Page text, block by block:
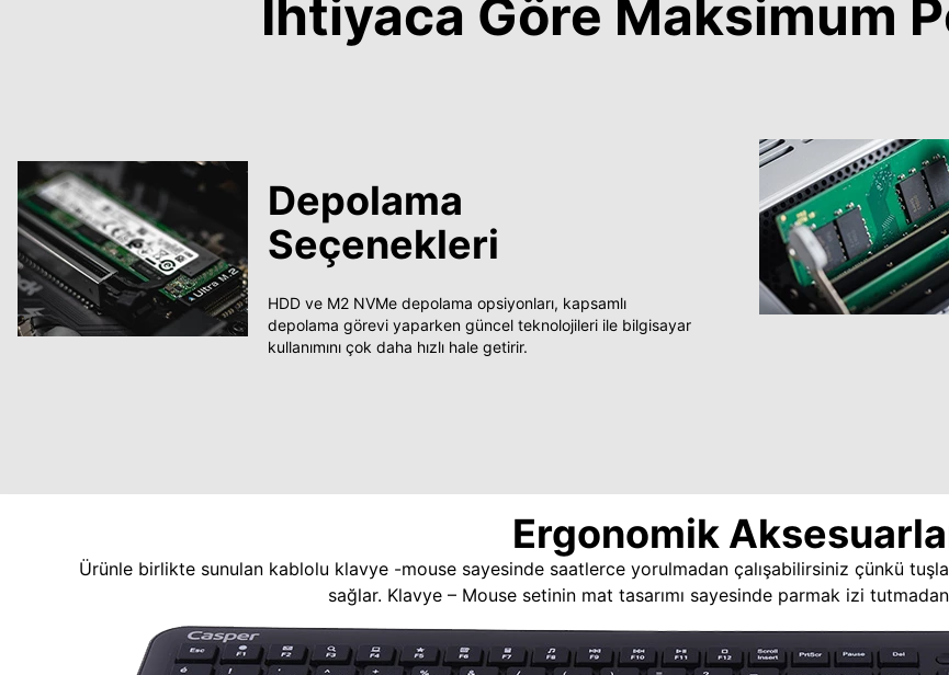
İhtiyaca Göre Maksimum
Depolama
Seçenekleri
HDD ve M2 NVMe depolama opsiyonları, kapsamlı
depolama görevi yaparken güncel teknolojileri ile bilgisayar
kullanımını çok daha hızlı hale getirir.
Ergonomik
Ürünle birlikte sunulan kablolu klavye -mouse sayesinde saatlerce yorulmadan çalışabilirsiniz çünkü
sağlar. Klavye – Mouse setinin mat tasarımı sayesinde parmak izi